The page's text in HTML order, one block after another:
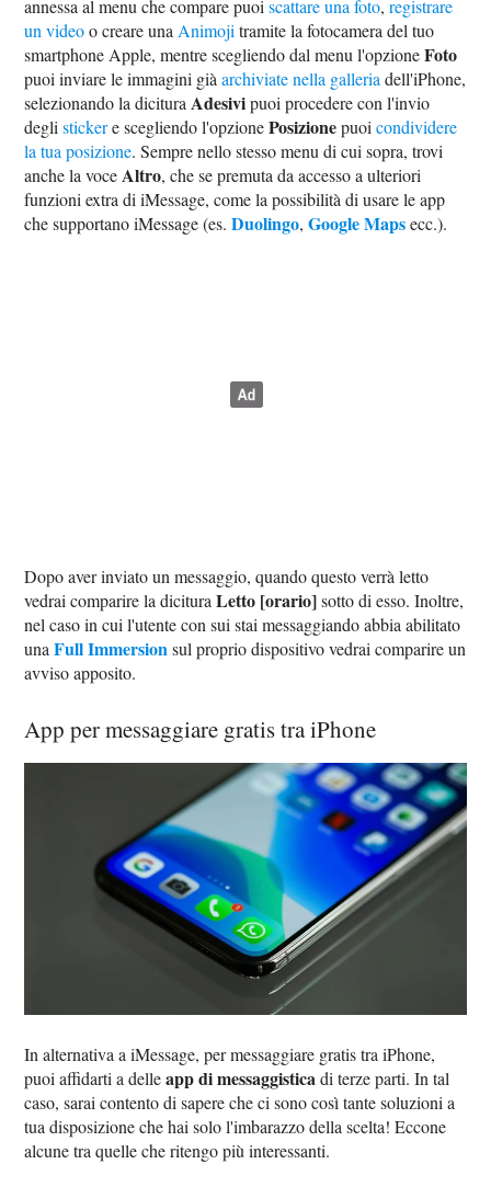
annessa al menu che compare puoiscattare una foto,registrare
un videoo creare unaAnimojitramite la fotocamera del tuo
smartphone Apple, mentre scegliendo dal menu l'opzioneFoto
puoi inviare le immagini giàarchiviate nella galleriadell'iPhone,
selezionando la dicituraAdesivipuoi procedere con l'invio
deglistickere scegliendo l'opzionePosizionepuoicondividere
la tua posizione. Sempre nello stesso menu di cui sopra, trovi
anche la voceAltro, che se premuta da accesso a ulteriori
funzioni extra di iMessage, come la possibilità di usare le app
che supportano iMessage (es.Duolingo,Google Mapsecc.).
Dopo aver inviato un messaggio, quando questo verrà letto
vedrai comparire la dicituraLetto [orario]sotto di esso. Inoltre,
nel caso in cui l'utente con sui stai messaggiando abbia abilitato
unaFull Immersionsul proprio dispositivo vedrai comparire un
avviso apposito.
App per messaggiare gratis tra iPhone
In alternativa a iMessage, per messaggiare gratis tra iPhone,
puoi affidarti a delleapp di messaggisticadi terze parti. In tal
caso, sarai contento di sapere che ci sono così tante soluzioni a
tua disposizione che hai solo l'imbarazzo della scelta! Eccone
alcune tra quelle che ritengo più interessanti.